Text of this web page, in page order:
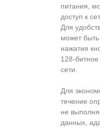
питания,
доступ к
Для
может
нажатия
128-
сети.
Для
течение
не
данных,